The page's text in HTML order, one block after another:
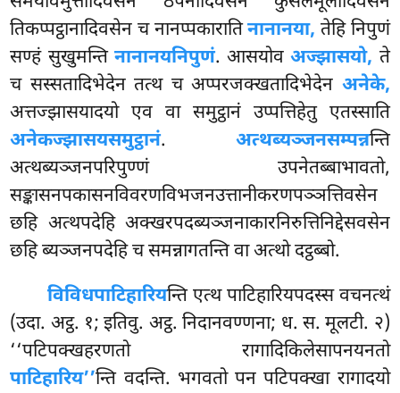
तिकप्पट्ठानादिवसेन च नानप्पकारातिनानानया, तेहि निपुणं
सण्हं सुखुमन्ति नानानयनिपुणं. आसयोवअज्झासयो, ते
च सस्सतादिभेदेन तत्थ च अप्परजक्खतादिभेदेन अनेके,
अत्तज्झासयादयो एव वा समुट्ठानं उप्पत्तिहेतु एतस्साति
अनेकज्झासयसमुट्ठानं. अत्थब्यञ्जनसम्पन्नन्ति
अत्थब्यञ्जनपरिपुण्णं उपनेतब्बाभावतो,
सङ्कासनपकासनविवरणविभजनउत्तानीकरणपञ्ञत्तिवसेन
छहि अत्थपदेहि अक्खरपदब्यञ्जनाकारनिरुत्तिनिद्देसवसेन
छहि ब्यञ्जनपदेहि च समन्नागतन्ति वा अत्थो दट्ठब्बो.
विविधपाटिहारियन्ति एत्थ पाटिहारियपदस्स वचनत्थं
(उदा. अट्ठ. १; इतिवु. अट्ठ. निदानवण्णना; ध. स. मूलटी. २)
‘‘पटिपक्खहरणतो रागादिकिलेसापनयनतो
पाटिहारिय’’न्ति वदन्ति. भगवतो पन पटिपक्खा रागादयो